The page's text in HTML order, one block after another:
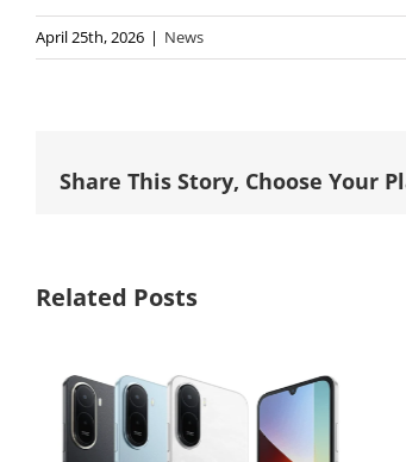
April 25th, 2026 | News
Share This Story, Choose Your
Related Posts